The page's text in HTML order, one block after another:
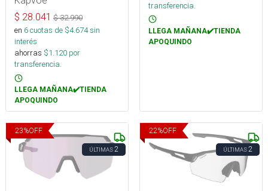
$ 28.041 $32.990
en 6cuotas de $4.674sin
interés
ahorras $1.120 por
transferencia.
LLEGA MAÑANA✔️TIENDA
APOQUINDO
transferencia.
LLEGA MAÑANA✔️TIENDA
APOQUINDO
23%OFF
ÚLTIMAS2
22%OFF
ÚLTIMAS2